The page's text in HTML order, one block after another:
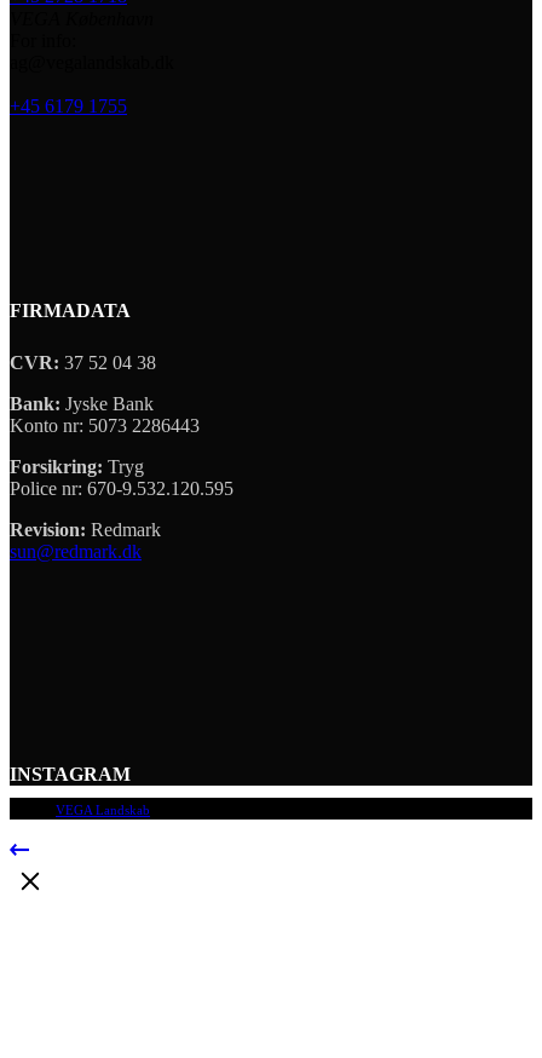
+45 6179 1755
FIRMADATA
CVR: 37 52 04 38
Bank: Jyske Bank
Konto nr: 5073 2286443
Forsikring: Tryg
Police nr: 670-9.532.120.595
Revision: Redmark
sun@redmark.dk
INSTAGRAM
VEGA Landskab